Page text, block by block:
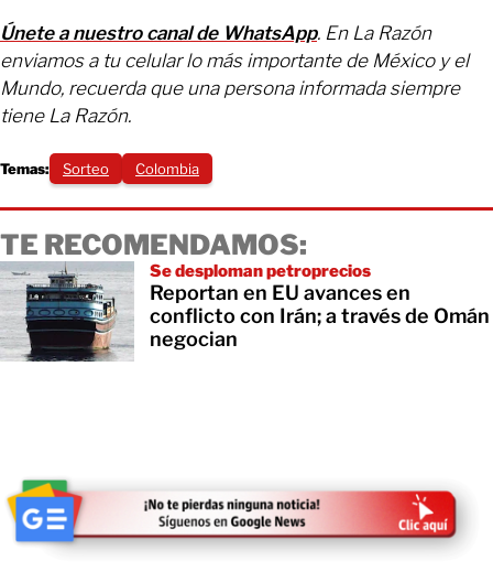
Únete a nuestro canal de WhatsApp. En La Razón
enviamos a tu celular lo más importante de México y el
Mundo, recuerda que una persona informada siempre
tiene La Razón.
Temas: Sorteo Colombia
TE RECOMENDAMOS:
Se desploman petroprecios
Reportan en EU avances en
conflicto con Irán; a través de Omán
negocian